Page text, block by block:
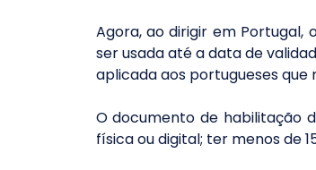
Agora, ao dirigir em
ser usada até a data de
aplicada aos portugueses
O documento de habilitação
física ou digital; ter menos de